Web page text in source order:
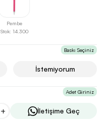
Pembe
Stok: 14.300
Baskı Seçiniz
İstemiyorum
Adet Giriniz
+ İletişime Geç